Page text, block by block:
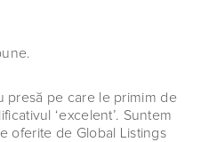
presă pe care le primim de
‘excelent’. Suntem
oferite de Global Listings